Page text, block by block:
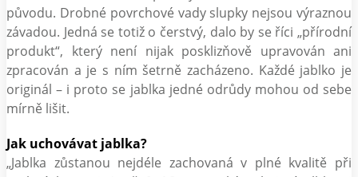
původu. Drobné povrchové vady slupky nejsou výraznou
závadou. Jedná se totiž o čerstvý, dalo by se říci „přírodní
produkt“, který není nijak posklizňově upravován ani
zpracován a je s ním šetrně zacházeno. Každé jablko je
originál – i proto se jablka jedné odrůdy mohou od sebe
mírně lišit.
Jak uchovávat jablka?
„Jablka zůstanou nejdéle zachovaná v plné kvalitě při